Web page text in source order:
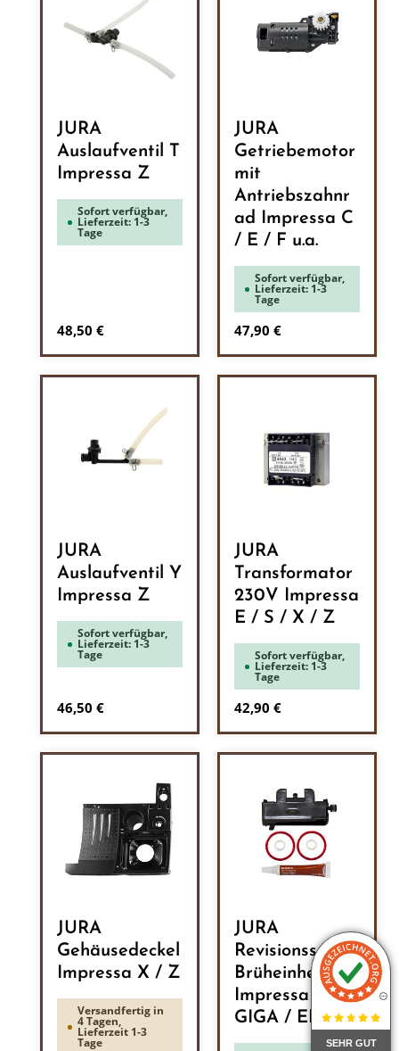
SEHR GUT
JURA
Auslaufventil T
Impressa Z
Sofort verfügbar,
Lieferzeit: 1-3
Tage
Regulärer Preis:
48,50 €
JURA
Getriebemotor
mit
Antriebszahnr
ad Impressa C
/ E / F u.a.
Sofort verfügbar,
Lieferzeit: 1-3
Tage
Regulärer Preis:
47,90 €
JURA
Auslaufventil Y
Impressa Z
Sofort verfügbar,
Lieferzeit: 1-3
Tage
Regulärer Preis:
46,50 €
JURA
Transformator
230V Impressa
E / S / X / Z
Sofort verfügbar,
Lieferzeit: 1-3
Tage
Regulärer Preis:
42,90 €
JURA
Gehäusedeckel
Impressa X / Z
Versandfertig in
4 Tagen,
Lieferzeit 1-3
Tage
JURA
Revisionsset
Brüheinheit
Impressa /
GIGA / ENA